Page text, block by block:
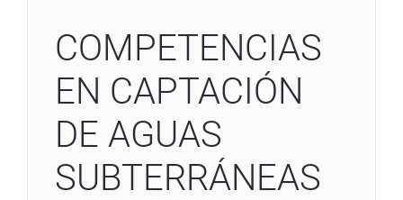
COMPETENCIAS
EN CAPTACIÓN
DE AGUAS
SUBTERRÁNEAS